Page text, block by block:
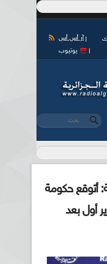
آر أس أس
يوتيوب
استمارة البحث
‏بحث ‏
أتوقع حكومة
أول بعد